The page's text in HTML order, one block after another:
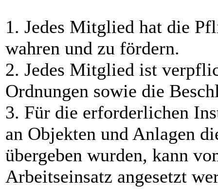
1. Jedes Mitglied hat die
wahren und zu fördern.
2. Jedes Mitglied ist
Ordnungen sowie die
3. Für die erforderlichen
an Objekten und Anlagen
übergeben wurden, kann
Arbeitseinsatz angesetzt